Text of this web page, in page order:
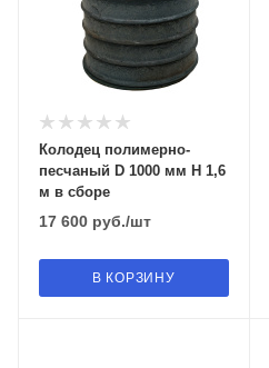
Колодец полимерно-
песчаный D 1000 мм H 1,6
м в сборе
17 600 руб./шт
В КОРЗИНУ